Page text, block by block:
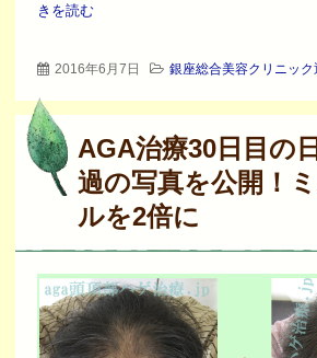
きを読む
2016年6月7日 銀座総合美容クリニック
AGA治療30日目の
過の写真を公開！
ルを2倍に